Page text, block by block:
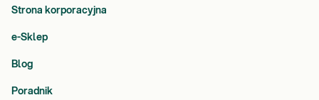
Strona korporacyjna
e-Sklep
Blog
Poradnik